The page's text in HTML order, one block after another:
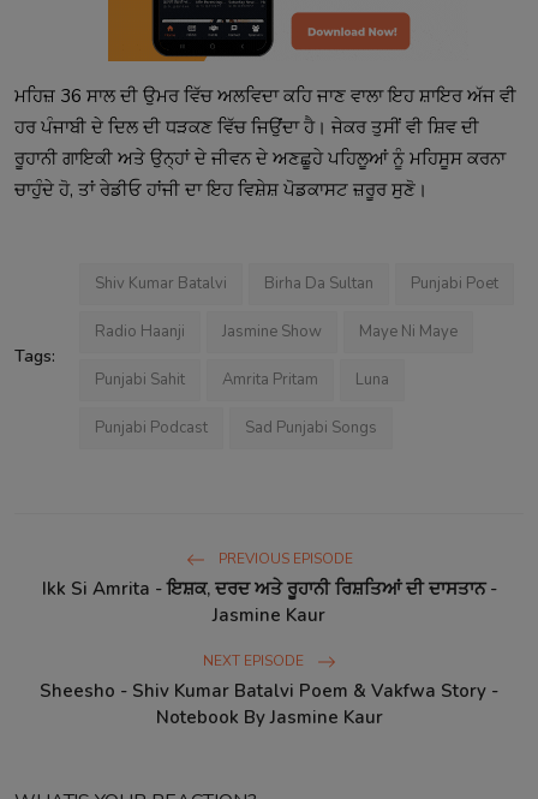
ਮਹਿਜ਼ 36 ਸਾਲ ਦੀ ਉਮਰ ਵਿੱਚ ਅਲਵਿਦਾ ਕਹਿ ਜਾਣ ਵਾਲਾ ਇਹ ਸ਼ਾਇਰ ਅੱਜ ਵੀ
ਹਰ ਪੰਜਾਬੀ ਦੇ ਦਿਲ ਦੀ ਧੜਕਣ ਵਿੱਚ ਜਿਉਂਦਾ ਹੈ। ਜੇਕਰ ਤੁਸੀਂ ਵੀ ਸ਼ਿਵ ਦੀ
ਰੂਹਾਨੀ ਗਾਇਕੀ ਅਤੇ ਉਨ੍ਹਾਂ ਦੇ ਜੀਵਨ ਦੇ ਅਣਛੂਹੇ ਪਹਿਲੂਆਂ ਨੂੰ ਮਹਿਸੂਸ ਕਰਨਾ
ਚਾਹੁੰਦੇ ਹੋ, ਤਾਂ ਰੇਡੀਓ ਹਾਂਜੀ ਦਾ ਇਹ ਵਿਸ਼ੇਸ਼ ਪੋਡਕਾਸਟ ਜ਼ਰੂਰ ਸੁਣੋ।
Tags:
Shiv Kumar Batalvi Birha Da Sultan Punjabi Poet
Radio Haanji Jasmine Show Maye Ni Maye
Punjabi Sahit Amrita Pritam Luna
Punjabi Podcast Sad Punjabi Songs
PREVIOUS EPISODE
Ikk Si Amrita - ਇਸ਼ਕ, ਦਰਦ ਅਤੇ ਰੂਹਾਨੀ ਰਿਸ਼ਤਿਆਂ ਦੀ ਦਾਸਤਾਨ -
Jasmine Kaur
NEXT EPISODE
Sheesho - Shiv Kumar Batalvi Poem & Vakfwa Story -
Notebook By Jasmine Kaur